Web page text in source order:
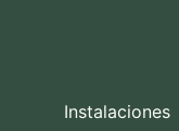
Instalaciones